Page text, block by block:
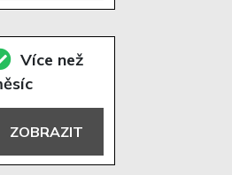
Více než
ZOBRAZIT